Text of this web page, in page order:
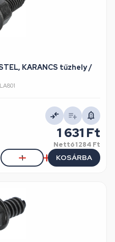
KARANCS tűzhely /
1 631 Ft
Nettó1 284 Ft
KOSÁRBA